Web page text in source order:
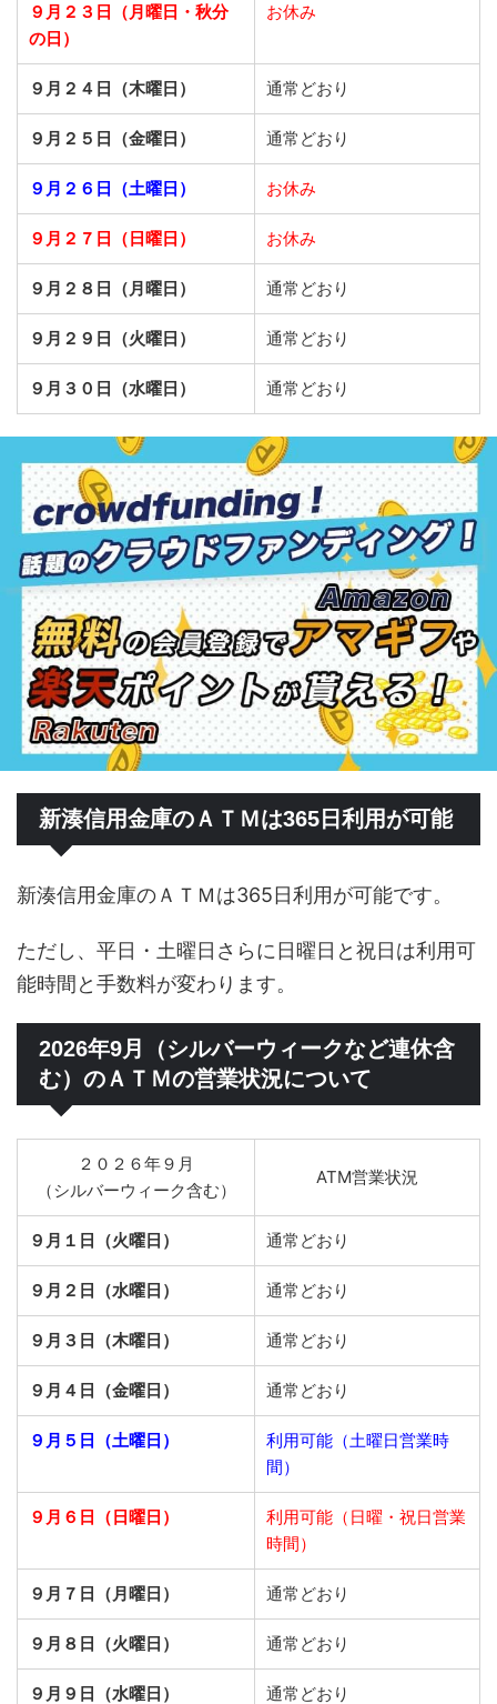
９月２３日
（月曜日・秋分
の日）
お休み
９月２４日（木曜日） 通常どおり
９月２５日（金曜日） 通常どおり
９月２６日（土曜日） お休み
９月２７日（日曜日） お休み
９月２８日（月曜日） 通常どおり
９月２９日（火曜日） 通常どおり
９月３０日（水曜日） 通常どおり
新湊信用金庫のＡＴＭは365日利用が可能
新湊信用金庫のＡＴＭは365日利用が可能です。
ただし、平日・土曜日さらに日曜日と祝日は利用可
能時間と手数料が変わります。
2026年9月（シルバーウィークなど連休含
む）のＡＴＭの営業状況について
２０２６年９月
（シルバーウィーク含む）
ATM営業状況
９月１日（火曜日） 通常どおり
９月２日（水曜日） 通常どおり
９月３日（木曜日） 通常どおり
９月４日（金曜日） 通常どおり
９月５日（土曜日）
利用可能（土曜日営業時
間）
９月６日（日曜日）
利用可能（日曜・祝日営業
時間）
９月７日（月曜日） 通常どおり
９月８日（火曜日） 通常どおり
９月９日（水曜日） 通常どおり